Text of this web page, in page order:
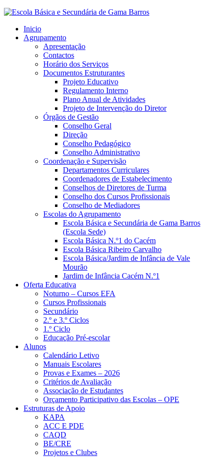
Inicio
Agrupamento
Apresentação
Contactos
Horário dos Serviços
Documentos Estruturantes
Projeto Educativo
Regulamento Interno
Plano Anual de Atividades
Projeto de Intervenção do Diretor
Órgãos de Gestão
Conselho Geral
Direção
Conselho Pedagógico
Conselho Administrativo
Coordenação e Supervisão
Departamentos Curriculares
Coordenadores de Estabelecimento
Conselhos de Diretores de Turma
Conselho dos Cursos Profissionais
Conselho de Mediadores
Escolas do Agrupamento
Escola Básica e Secundária de Gama Barros
(Escola Sede)
Escola Básica N.º1 do Cacém
Escola Básica Ribeiro Carvalho
Escola Básica/Jardim de Infância de Vale
Mourão
Jardim de Infância Cacém N.º1
Oferta Educativa
Noturno – Cursos EFA
Cursos Profissionais
Secundário
2.º e 3.º Ciclos
1.º Ciclo
Educação Pré-escolar
Alunos
Calendário Letivo
Manuais Escolares
Provas e Exames – 2026
Critérios de Avaliação
Associação de Estudantes
Orçamento Participativo das Escolas – OPE
Estruturas de Apoio
KAPA
ACC E PDE
CAQD
BE/CRE
Projetos e Clubes